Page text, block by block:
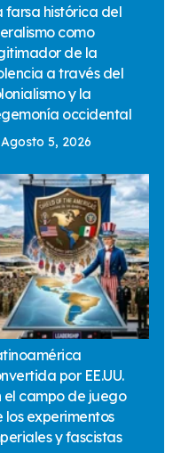
farsa histórica del
como
de la
a través del
y la
occidental
Agosto 5, 2026
por EE.UU.
el campo de juego
los experimentos
y fascistas